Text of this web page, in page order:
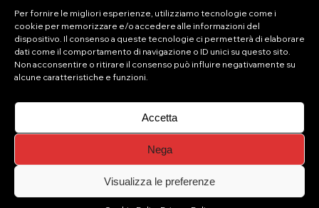
Per fornire le migliori esperienze, utilizziamo tecnologie come i
cookie per memorizzare e/o accedere alle informazioni del
dispositivo. Il consenso a queste tecnologie ci permetterà di elaborare
dati come il comportamento di navigazione o ID unici su questo sito.
Non acconsentire o ritirare il consenso può influire negativamente su
alcune caratteristiche e funzioni.
Accetta
Nega
Visualizza le preferenze
© Copyright 2026 Naviglio Pizzeria Gelateria
Top